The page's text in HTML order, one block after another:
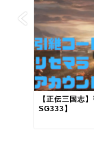
【正伝三国志
SG333】